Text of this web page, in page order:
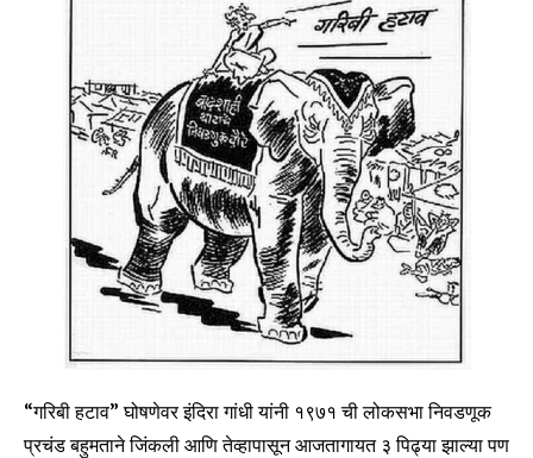
“गरिबी हटाव” घोषणेवर इंदिरा गांधी यांनी १९७१ ची लोकसभा निवडणूक
प्रचंड बहुमताने जिंकली आणि तेव्हापासून आजतागायत ३ पिढ्या झाल्या पण